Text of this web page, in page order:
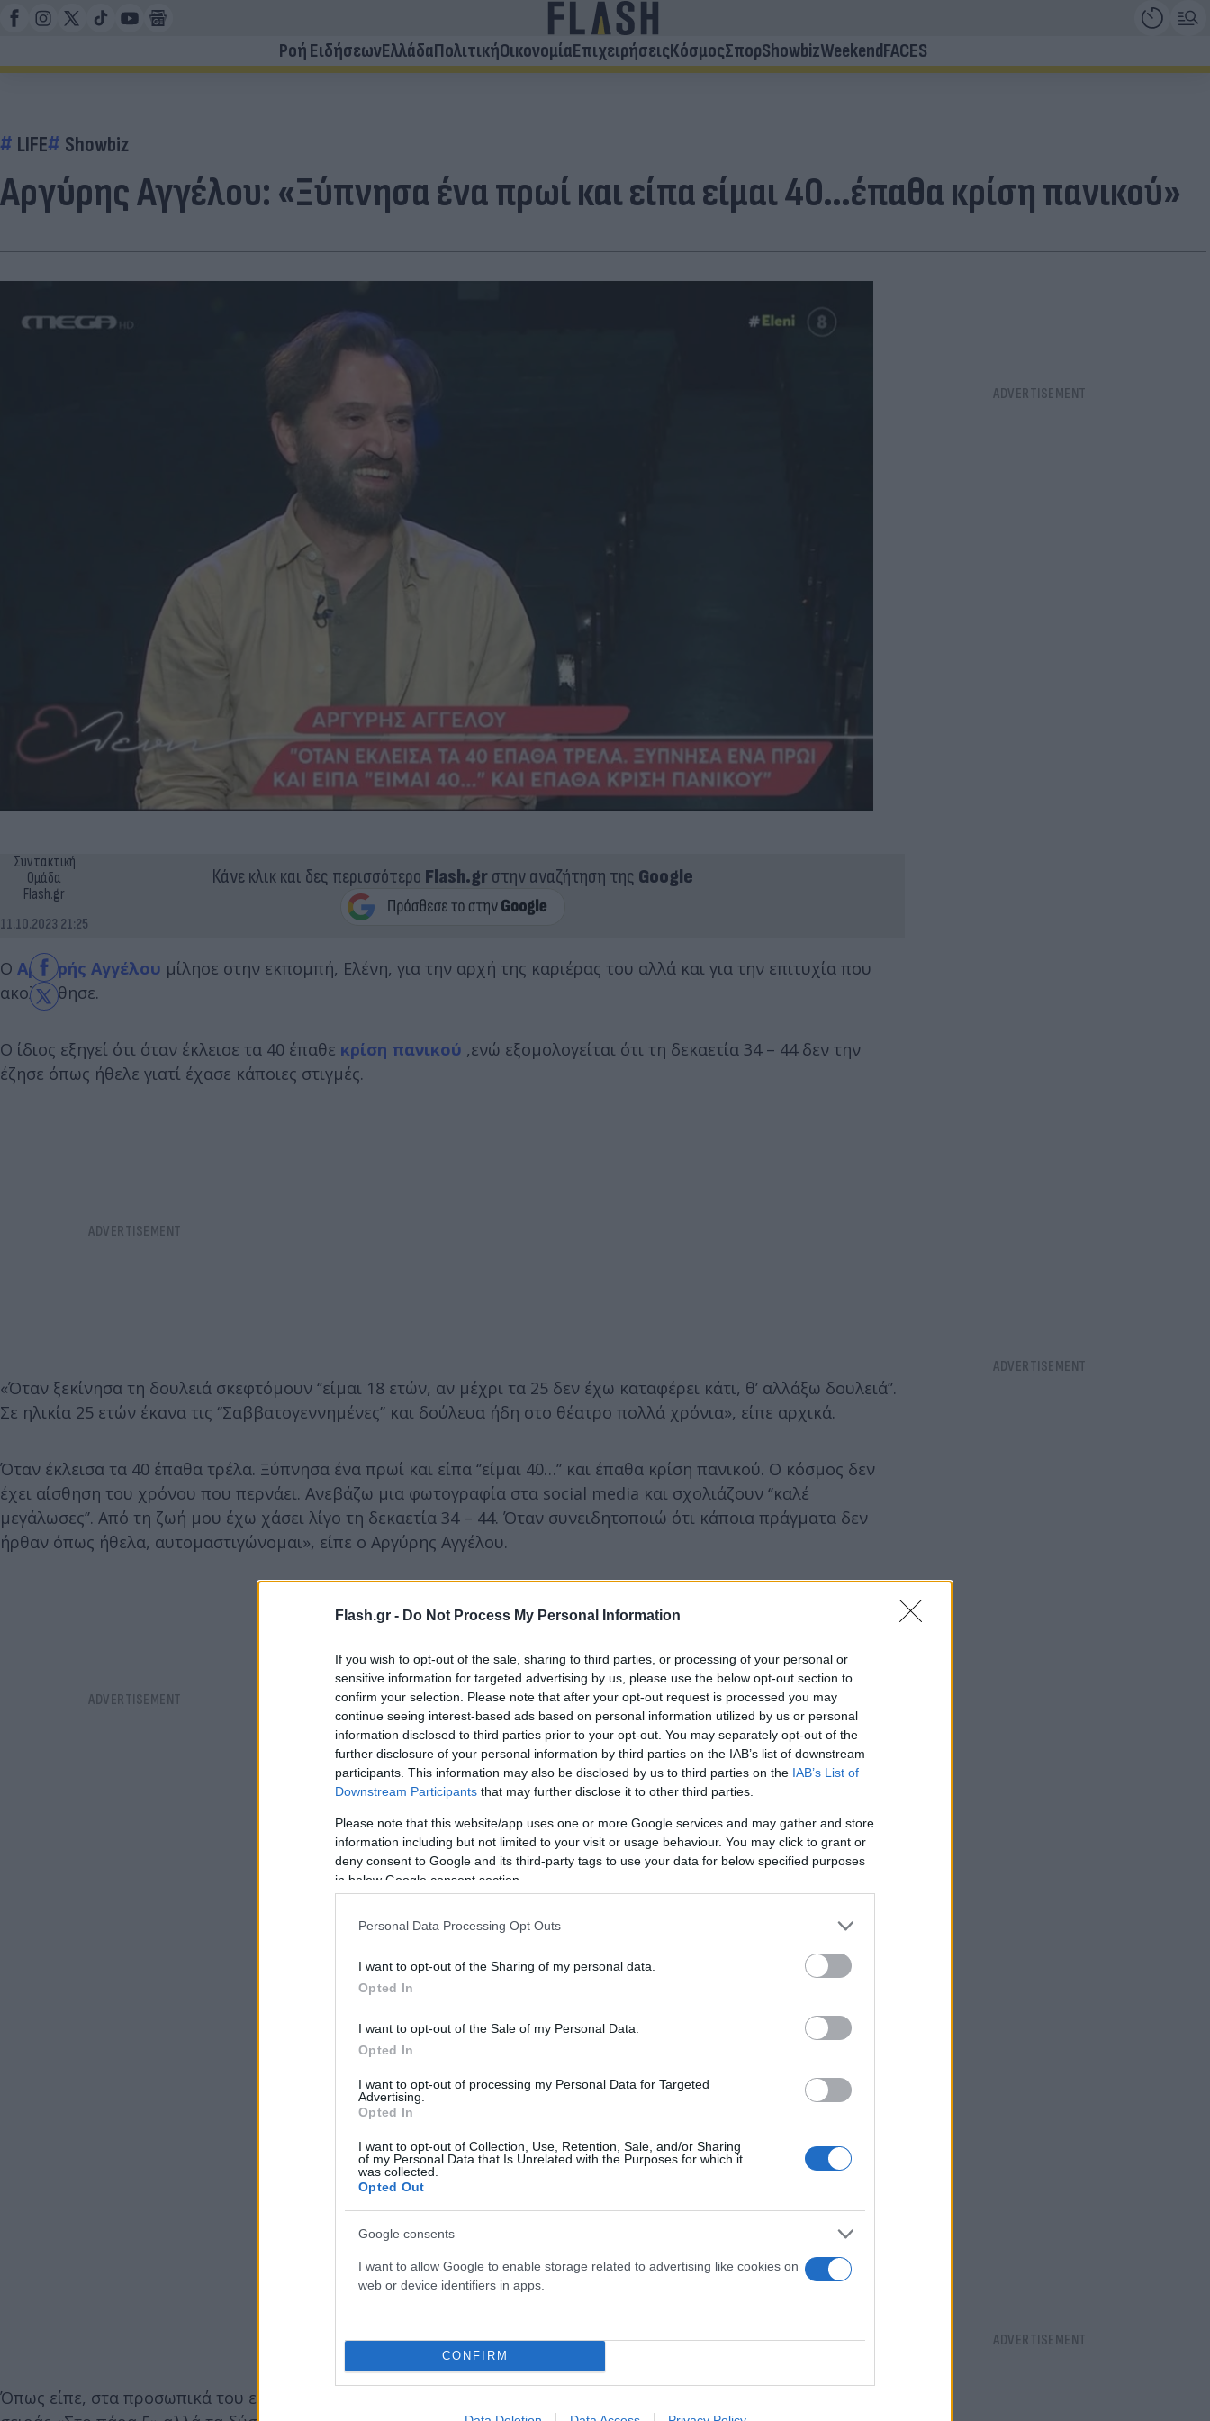
Flash.gr - Do Not Process My Personal Information
If you wish to opt-out of the sale, sharing to third parties, or processing of your personal or
sensitive information for targeted advertising by us, please use the below opt-out section to
confirm your selection. Please note that after your opt-out request is processed you may
continue seeing interest-based ads based on personal information utilized by us or personal
information disclosed to third parties prior to your opt-out. You may separately opt-out of the
further disclosure of your personal information by third parties on the IAB’s list of downstream
participants. This information may also be disclosed by us to third parties on the IAB’s List of
Downstream Participants that may further disclose it to other third parties.
Please note that this website/app uses one or more Google services and may gather and store
information including but not limited to your visit or usage behaviour. You may click to grant or
deny consent to Google and its third-party tags to use your data for below specified purposes
in below Google consent section.
Personal Data Processing Opt Outs
I want to opt-out of the Sharing of my personal data.
Opted In
I want to opt-out of the Sale of my Personal Data.
Opted In
I want to opt-out of processing my Personal Data for Targeted
Advertising.
Opted In
I want to opt-out of Collection, Use, Retention, Sale, and/or Sharing
of my Personal Data that Is Unrelated with the Purposes for which it
was collected.
Opted Out
Google consents
I want to allow Google to enable storage related to advertising like cookies on
web or device identifiers in apps.
CONFIRM
Ροή ΕιδήσεωνΕλλάδαΠολιτικήΟικονομίαΕπιχειρήσειςΚόσμοςΣπορShowbizWeekendFACES
LIFE Showbiz
Αργύρης Αγγέλου: «Ξύπνησα ένα πρωί και είπα είμαι 40…έπαθα κρίση πανικού»
Συντακτική
Ομάδα
Flash.gr
11.10.2023 21:25
Κάνε κλικ και δες περισσότερο Flash.grστην αναζήτηση της Google
Ο Αργυρής Αγγέλου μίλησε στην εκπομπή, Ελένη, για την αρχή της καριέρας του αλλά και για την επιτυχία που
ακολούθησε.
Ο ίδιος εξηγεί ότι όταν έκλεισε τα 40 έπαθε κρίση πανικού ,ενώ εξομολογείται ότι τη δεκαετία 34 – 44 δεν την
έζησε όπως ήθελε γιατί έχασε κάποιες στιγμές.
«Όταν ξεκίνησα τη δουλειά σκεφτόμουν ‘’είμαι 18 ετών, αν μέχρι τα 25 δεν έχω καταφέρει κάτι, θ’ αλλάξω δουλειά’’.
Σε ηλικία 25 ετών έκανα τις ‘’Σαββατογεννημένες’’ και δούλευα ήδη στο θέατρο πολλά χρόνια», είπε αρχικά.
Όταν έκλεισα τα 40 έπαθα τρέλα. Ξύπνησα ένα πρωί και είπα ‘’είμαι 40…’’ και έπαθα κρίση πανικού. Ο κόσμος δεν
έχει αίσθηση του χρόνου που περνάει. Ανεβάζω μια φωτογραφία στα social media και σχολιάζουν ‘’καλέ
μεγάλωσες’’. Από τη ζωή μου έχω χάσει λίγο τη δεκαετία 34 – 44. Όταν συνειδητοποιώ ότι κάποια πράγματα δεν
ήρθαν όπως ήθελα, αυτομαστιγώνομαι», είπε ο Αργύρης Αγγέλου.
Όπως είπε, στα προσωπικά του είναι πολύ «ανοιχτός» ενώ παραδέχεται ότι βίωσε στο έπακρο την επιτυχία της